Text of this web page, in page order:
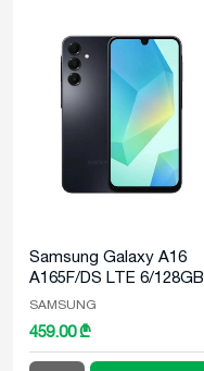
Samsung Galaxy A16
A165F/DS LTE 6/128GB
Black
SAMSUNG
459.00 ₾